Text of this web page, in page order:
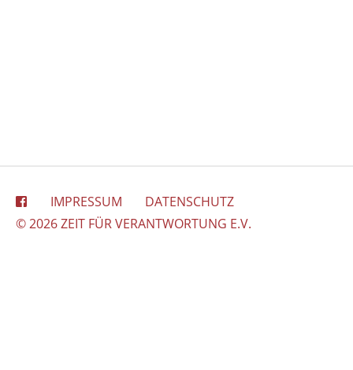
IMPRESSUM
DATENSCHUTZ
© 2026 ZEIT FÜR VERANTWORTUNG E.V.